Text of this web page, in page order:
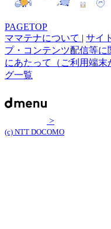
PAGETOP
ママテナについて | サイ
プ・コンテンツ配信等
にあたって（ご利用端末
グ一覧
>
(c) NTT DOCOMO